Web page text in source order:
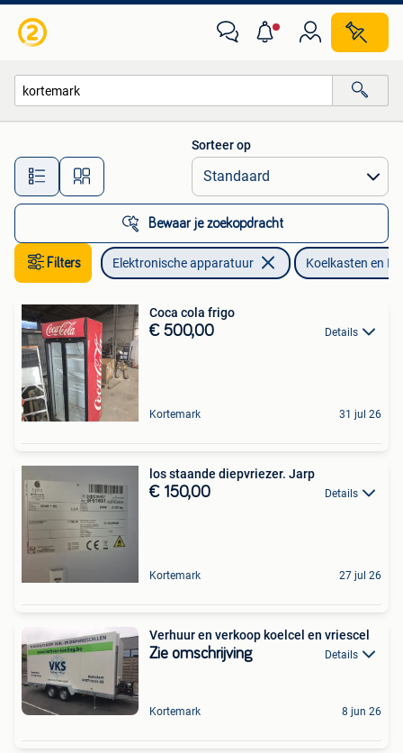
Alle afstanden…
Sorteer op
Bewaar je zoekopdracht
Filters Elektronische apparatuur Koelkasten en
Coca cola frigo
€ 500,00 Details
Kortemark 31 jul 26
los staande diepvriezer. Jarp
€ 150,00 Details
Kortemark 27 jul 26
Verhuur en verkoop koelcel en vriescel
Zie omschrijving Details
Kortemark 8 jun 26